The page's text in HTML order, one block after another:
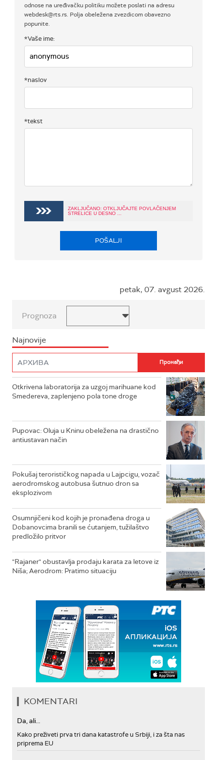
odnose na uređivačku politiku možete poslati na adresu
webdesk@rts.rs. Polja obeležena zvezdicom obavezno
popunite.
*Vaše ime:
*naslov
*tekst
ZAKLJUČANO: OTKLJUČAJTE POVLAČENJEM
STRELICE U DESNO ...
POŠALJI
petak, 07. avgust 2026.
Prognoza
Najnovije
Otkrivena laboratorija za uzgoj marihuane kod
Smedereva, zaplenjeno pola tone droge
Pupovac: Oluja u Kninu obeležena na drastično
antiustavan način
Pokušaj terorističkog napada u Lajpcigu, vozač
aerodromskog autobusa šutnuo dron sa
eksplozivom
Osumnjičeni kod kojih je pronađena droga u
Dobanovcima branili se ćutanjem, tužilaštvo
predložilo pritvor
"Rajaner" obustavlja prodaju karata za letove iz
Niša; Aerodrom: Pratimo situaciju
KOMENTARI
Da, ali...
Kako preživeti prva tri dana katastrofe u Srbiji, i za šta nas
priprema EU